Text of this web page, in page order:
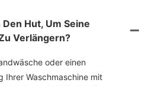
Hut, Um Seine
Verlängern?
oder einen
Ihrer Waschmaschine mit